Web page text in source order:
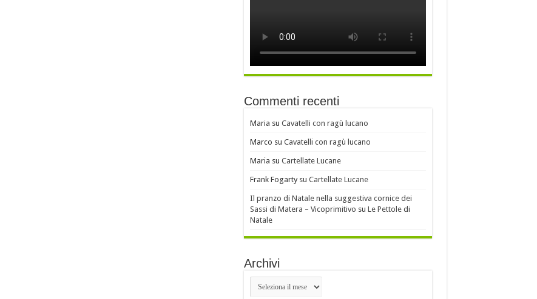
Commenti recenti
Maria su Cavatelli con ragù lucano
Marco su Cavatelli con ragù lucano
Maria su Cartellate Lucane
Frank Fogartysu Cartellate Lucane
Il pranzo di Natale nella suggestiva cornice dei
Sassi di Matera – Vicoprimitivo su Le Pettole di
Natale
Archivi
Archivi